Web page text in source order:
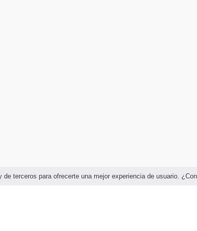
terceros para ofrecerte una mejor experiencia de usuario.